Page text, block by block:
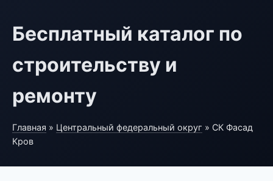
Бесплатный каталог по
строительству и
ремонту
Главная » Центральный федеральный округ » СК Фасад
Кров